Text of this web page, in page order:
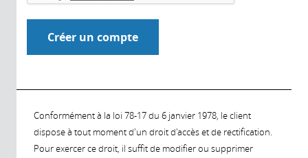
Conformément à la loi 78-17 du 6 janvier 1978, le client
dispose à tout moment d'un droit d'accès et de rectification.
Pour exercer ce droit, il suffit de modifier ou supprimer